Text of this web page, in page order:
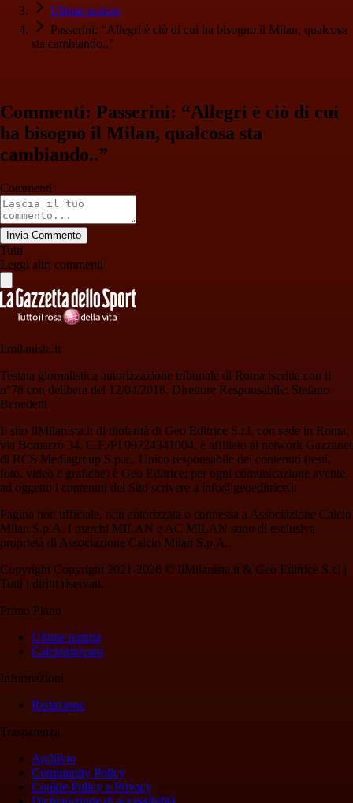
Ultime notizie
Passerini: “Allegri è ciò di cui ha bisogno il Milan, qualcosa
sta cambiando..”
Commenti: Passerini: “Allegri è ciò di cui
ha bisogno il Milan, qualcosa sta
cambiando..”
Commenti
Invia Commento
Tutti
Leggi altri commenti
Ilmilanista.it
Testata giornalistica autorizzazione tribunale di Roma iscritta con il
n°78 con delibera del 12/04/2018. Direttore Responsabile: Stefano
Benedetti
Il sito IlMilanista.it di titolarità di Geo Editrice S.r.l. con sede in Roma,
via Bomarzo 34, C.F./PI 09724341004, è affiliato al network Gazzanet
di RCS Mediagroup S.p.a.. Unico responsabile dei contenuti (testi,
foto, video e grafiche) è Geo Editrice; per ogni comunicazione avente
ad oggetto i contenuti del Sito scrivere a info@geoeditrice.it
Pagina non ufficiale, non autorizzata o connessa a Associazione Calcio
Milan S.p.A. I marchi MILAN e AC MILAN sono di esclusiva
proprietà di Associazione Calcio Milan S.p.A..
Copyright Copyright 2021-2026 © IlMilanista.it & Geo Editrice S.r.l |
Tutti i diritti riservati.
Primo Piano
Ultime notizie
Calciomercato
Informazioni
Redazione
Trasparenza
Archivio
Community Policy
Cookie Policy e Privacy